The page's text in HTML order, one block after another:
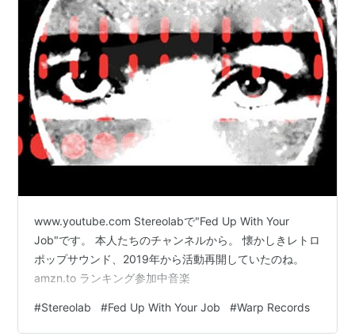
www.youtube.com Stereolabで"Fed Up With Your
Job"です。 本人たちのチャンネルから。 懐かしきレトロ
ポップサウンド、2019年から活動再開していたのね。
amzn.to ランキング参加中音楽
#Stereolab #Fed Up With Your Job #Warp Records